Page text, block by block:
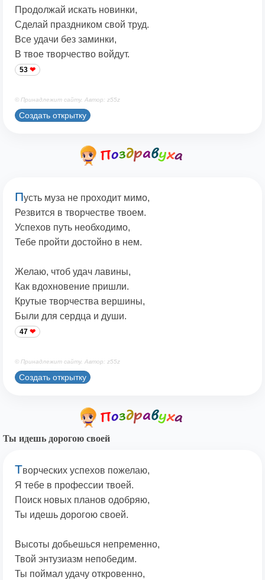
Продолжай искать новинки,
Сделай праздником свой труд.
Все удачи без заминки,
В твое творчество войдут.
53
© Принадлежит сайту. Автор: z55z
Создать открытку
Пусть муза не проходит мимо,
Резвится в творчестве твоем.
Успехов путь необходимо,
Тебе пройти достойно в нем.
Желаю, чтоб удач лавины,
Как вдохновение пришли.
Крутые творчества вершины,
Были для сердца и души.
47
© Принадлежит сайту. Автор: z55z
Создать открытку
Ты идешь дорогою своей
Творческих успехов пожелаю,
Я тебе в профессии твоей.
Поиск новых планов одобряю,
Ты идешь дорогою своей.
Высоты добьешься непременно,
Твой энтузиазм непобедим.
Ты поймал удачу откровенно,